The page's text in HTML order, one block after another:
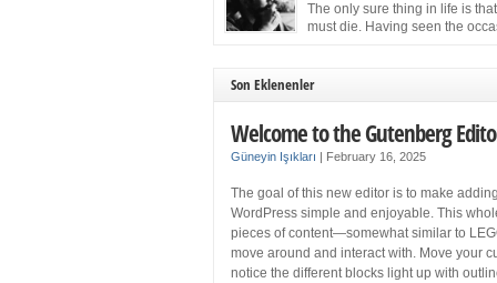
and still feel fatigued when your […]
The only sure thing in life is that
must die. Having seen the
the Cuban Revolution would succumb to that
Son Eklenenler
Welcome to the Gutenberg
Güneyin Işıkları February 16, 2025
The goal of this new editor is to make
WordPress simple and enjoyable. This
pieces of content—somewhat similar to
move around and interact with. Move your
notice the different blocks light up with